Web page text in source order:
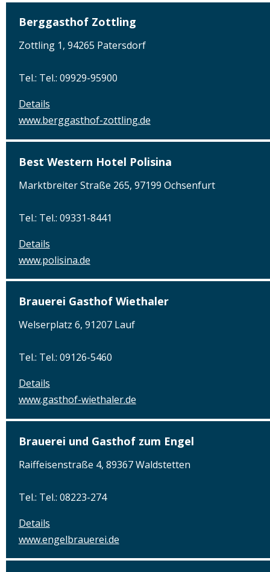
Berggasthof Zottling
Zottling 1, 94265 Patersdorf
Tel.: Tel.: 09929-95900
Details
www.berggasthof-zottling.de
Best Western Hotel Polisina
Marktbreiter Straße 265, 97199 Ochsenfurt
Tel.: Tel.: 09331-8441
Details
www.polisina.de
Brauerei Gasthof Wiethaler
Welserplatz 6, 91207 Lauf
Tel.: Tel.: 09126-5460
Details
www.gasthof-wiethaler.de
Brauerei und Gasthof zum Engel
Raiffeisenstraße 4, 89367 Waldstetten
Tel.: Tel.: 08223-274
Details
www.engelbrauerei.de